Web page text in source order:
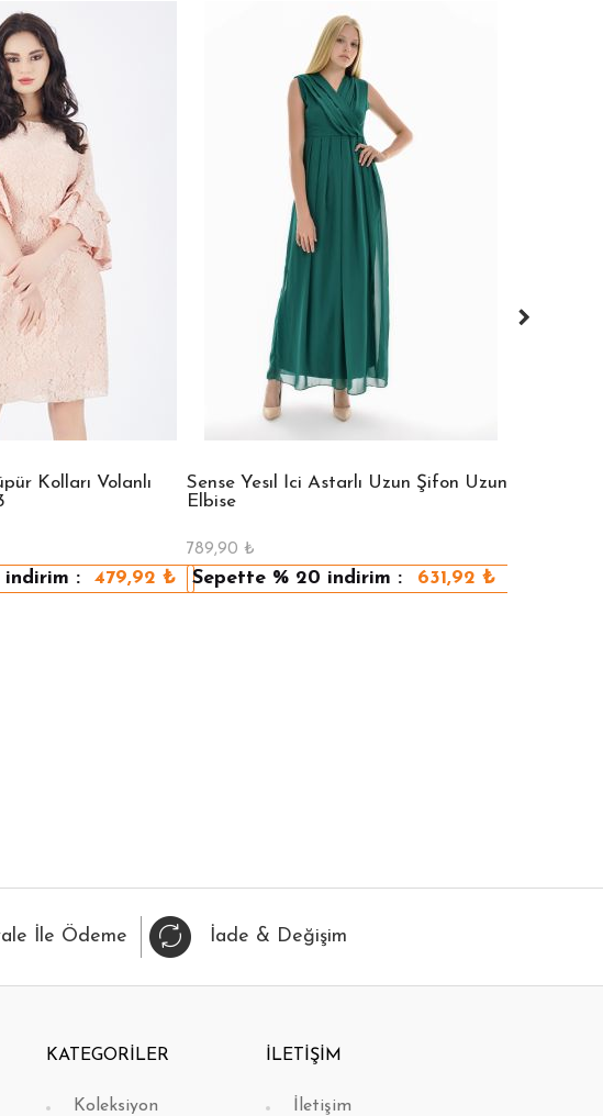
EKLE HIZLI BAK
Kolları Volanlı
indirim : 479,92 ₺
FAVORİLERİME EKLE HIZLI BAK
Sense Yesıl İci Astarlı Uzun Şifon Uzun
Elbise
789,90 ₺
Sepette % 20 indirim : 631,92 ₺
İle Ödeme İade & Değişim
KATEGORİLER
Koleksiyon
İLETİŞİM
İletişim